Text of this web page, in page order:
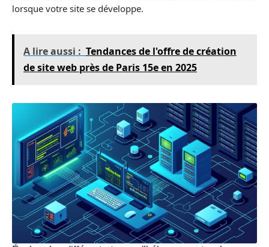
lorsque votre site se développe.
A lire aussi : Tendances de l'offre de création
de site web près de Paris 15e en 2025